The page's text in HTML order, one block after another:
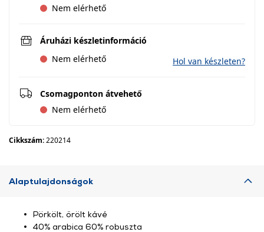
Nem elérhető
Áruházi készletinformáció
Nem elérhető
Hol van készleten?
Csomagponton átvehető
Nem elérhető
Cikkszám:220214
Alaptulajdonságok
Pörkölt, őrölt kávé
40% arabica 60% robuszta